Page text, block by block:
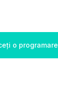
o programare